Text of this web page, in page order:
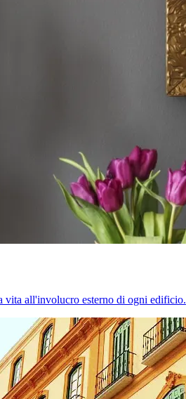
vita all'involucro esterno di ogni edificio.